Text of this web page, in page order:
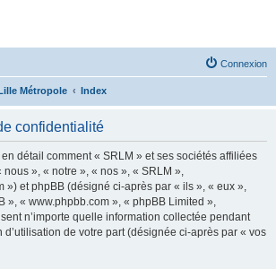
Connexion
Métropole Index
confidentialité
détail comment « SRLM » et ses sociétés affiliées
», « notre », « nos », « SRLM »,
») et phpBB (désigné ci-après par « ils », « eux »,
», « www.phpbb.com », « phpBB Limited »,
n’importe quelle information collectée pendant
d’utilisation de votre part (désignée ci-après par « vos